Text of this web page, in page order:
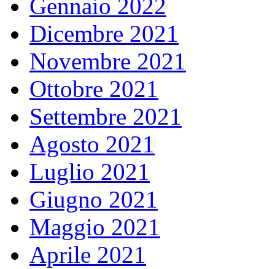
Gennaio 2022
Dicembre 2021
Novembre 2021
Ottobre 2021
Settembre 2021
Agosto 2021
Luglio 2021
Giugno 2021
Maggio 2021
Aprile 2021